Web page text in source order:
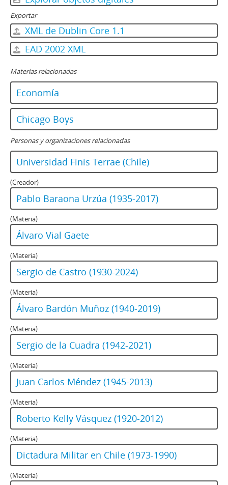
Exportar
XML de Dublin Core 1.1
EAD 2002 XML
Materias relacionadas
Economía
Chicago Boys
Personas y organizaciones relacionadas
Universidad Finis Terrae (Chile)
(Creador)
Pablo Baraona Urzúa (1935-2017)
(Materia)
Álvaro Vial Gaete
(Materia)
Sergio de Castro (1930-2024)
(Materia)
Álvaro Bardón Muñoz (1940-2019)
(Materia)
Sergio de la Cuadra (1942-2021)
(Materia)
Juan Carlos Méndez (1945-2013)
(Materia)
Roberto Kelly Vásquez (1920-2012)
(Materia)
Dictadura Militar en Chile (1973-1990)
(Materia)